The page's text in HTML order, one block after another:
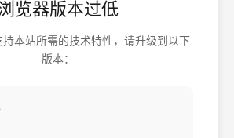
览器版本过低
持本站所需的技术特性，请升级到以下
版本：